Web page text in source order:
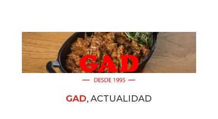
GAD,ACTUALIDAD